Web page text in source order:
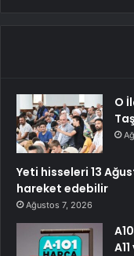
O
Yeti hisseleri 13
hareket edebilir
Ağustos 7, 2026